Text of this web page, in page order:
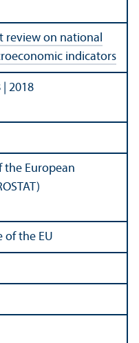
review on national
indicators
| 2018
the European
of the EU